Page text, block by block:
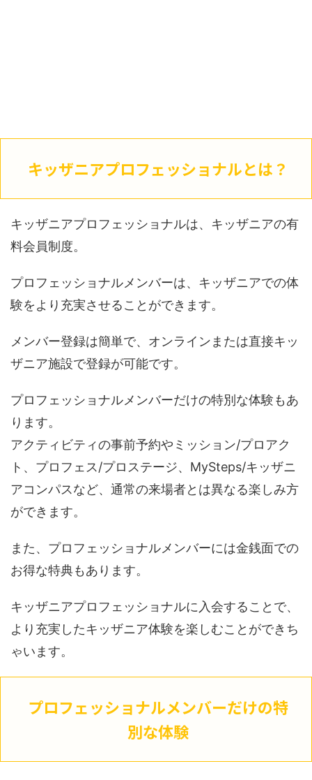
キッザニアプロフェッショナルとは？
キッザニアプロフェッショナルは、キッザニアの有
料会員制度。
プロフェッショナルメンバーは、キッザニアでの体
験をより充実させることができます。
メンバー登録は簡単で、オンラインまたは直接キッ
ザニア施設で登録が可能です。
プロフェッショナルメンバーだけの特別な体験もあ
ります。
アクティビティの事前予約やミッション/プロアク
ト、プロフェス/プロステージ、MySteps/キッザニ
アコンパスなど、通常の来場者とは異なる楽しみ方
ができます。
また、プロフェッショナルメンバーには金銭面での
お得な特典もあります。
キッザニアプロフェッショナルに入会することで、
より充実したキッザニア体験を楽しむことができち
ゃいます。
プロフェッショナルメンバーだけの特
別な体験